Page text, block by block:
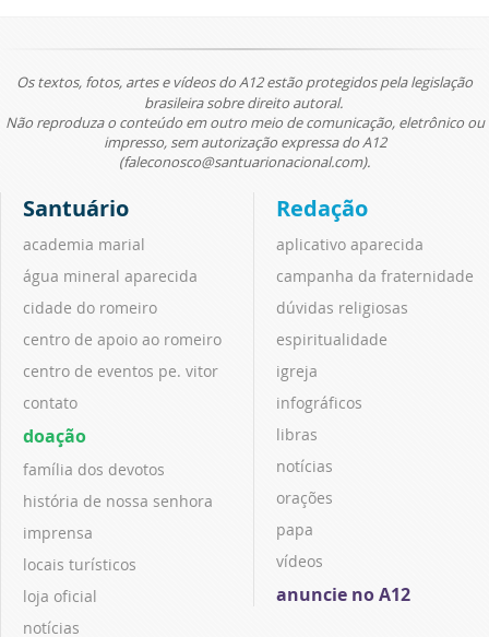
Os textos, fotos, artes e vídeos do A12 estão protegidos pela legislação
brasileira sobre direito autoral.
Não reproduza o conteúdo em outro meio de comunicação, eletrônico ou
impresso, sem autorização expressa do A12
(faleconosco@santuarionacional.com).
Santuário
academia marial
água mineral aparecida
cidade do romeiro
centro de apoio ao romeiro
centro de eventos pe. vitor
contato
doação
família dos devotos
história de nossa senhora
imprensa
locais turísticos
loja oficial
notícias
Redação
aplicativo aparecida
campanha da fraternidade
dúvidas religiosas
espiritualidade
igreja
infográficos
libras
notícias
orações
papa
vídeos
anuncie no A12